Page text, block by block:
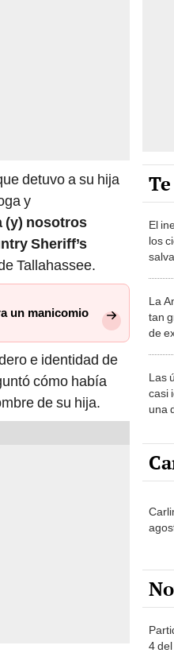
detuvo a su hija
y
(y) nosotros
Sheriff’s
Tallahassee.
un manicomio
e identidad de
cómo había
de su hija.
El
los
más
La
tan
de
Las
casi
una
4